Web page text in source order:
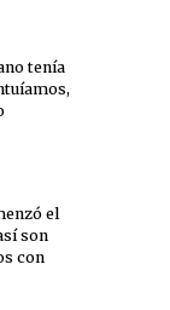
tenía
el
son
con